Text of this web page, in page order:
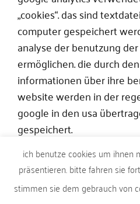
„cookies“. das sind
computer gespeichert
analyse der benutzung
ermöglichen. die durch
informationen über ihre
website werden in der
google in den usa
gespeichert.
die speicherung von
erfolgt auf grundlage von
der websitebetreiber hat
ich benutze cookies um ihnen
präsentieren. bitte fahren sie
stimmen sie dem gebrauch von